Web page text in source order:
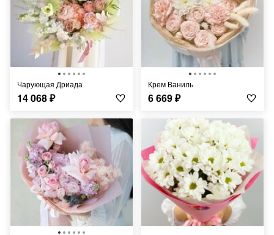
Чарующая Дриада
14 068₽
Крем Ваниль
6 669₽